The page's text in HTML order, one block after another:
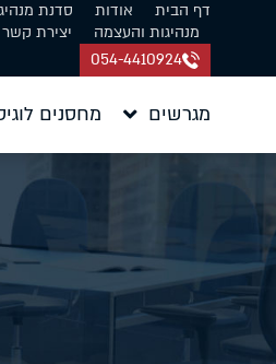
דף הבית אודות סדנת
מנהיגות והעצמה
יצירת קשר
054-4410924
מגרשים מחסנים